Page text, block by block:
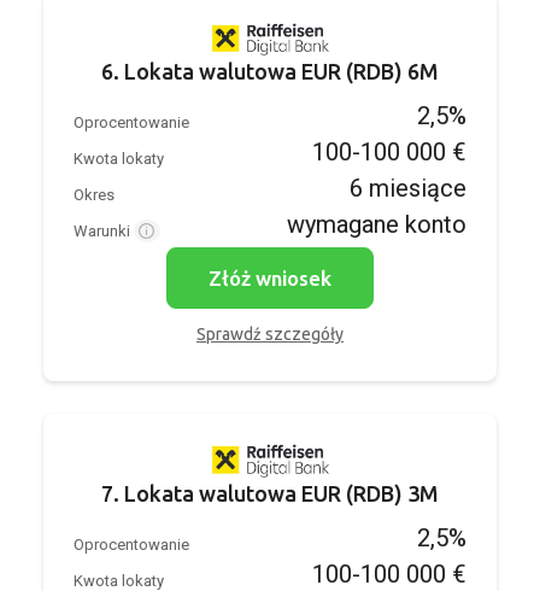
6. Lokata walutowa EUR (RDB) 6M
Oprocentowanie 2,5%
Kwota lokaty 100-100 000 €
Okres 6 miesiące
Warunki wymagane konto
Złóż wniosek
Sprawdź szczegóły
7. Lokata walutowa EUR (RDB) 3M
Oprocentowanie 2,5%
Kwota lokaty 100-100 000 €